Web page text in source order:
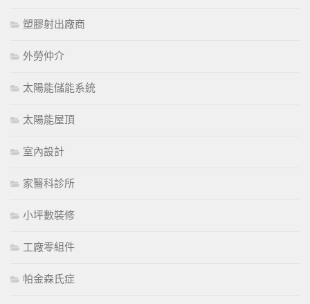
塑膠射出廠商
外勞仲介
太陽能儲能系統
太陽能屋頂
室內設計
家醫科診所
小坪數裝修
工廠零組件
帕金森氏症